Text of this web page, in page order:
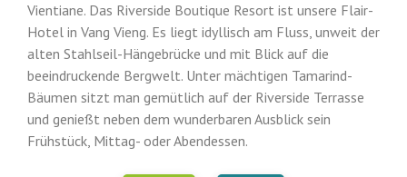
Vientiane. Das Riverside Boutique Resort ist unsere Flair-
Hotel in Vang Vieng. Es liegt idyllisch am Fluss, unweit der
alten Stahlseil-Hängebrücke und mit Blick auf die
beeindruckende Bergwelt. Unter mächtigen Tamarind-
Bäumen sitzt man gemütlich auf der Riverside Terrasse
und genießt neben dem wunderbaren Ausblick sein
Frühstück, Mittag- oder Abendessen.